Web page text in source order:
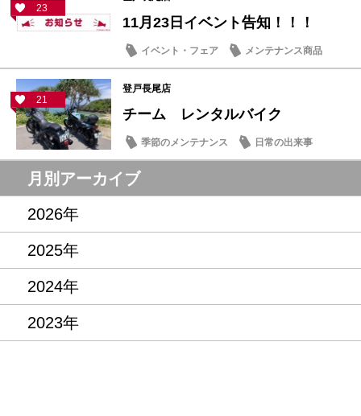
23
11月23日イベント告知！！！
イベント・フェア メンテナンス商品
21
登戸長尾店
チーム レンタルバイク
季節のメンテナンス 日常の出来事
月別アーカイブ
2026年
2025年
2024年
2023年